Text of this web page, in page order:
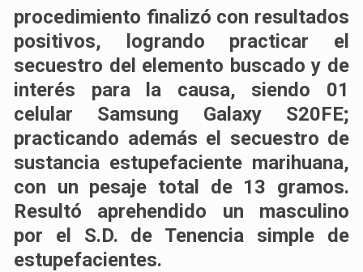
procedimiento finalizó con resultados
positivos, logrando practicar el
secuestro del elemento buscado y de
interés para la causa, siendo 01
celular Samsung Galaxy S20FE;
practicando además el secuestro de
sustancia estupefaciente marihuana,
con un pesaje total de 13 gramos.
Resultó aprehendido un masculino
por el S.D. de Tenencia simple de
estupefacientes.